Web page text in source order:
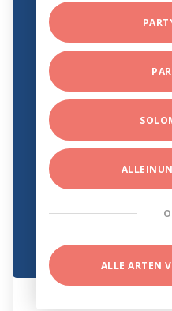
ALLE ARTEN